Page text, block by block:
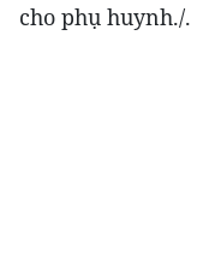
cho phụ huynh./.